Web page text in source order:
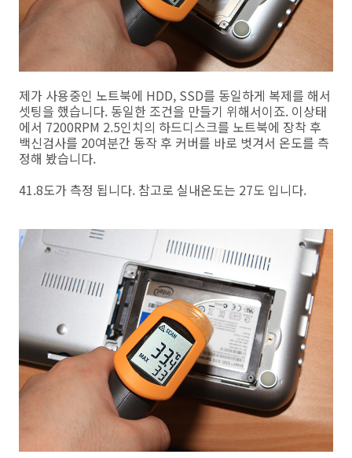
제가 사용중인 노트북에 HDD, SSD를 동일하게 복제를 해서
셋팅을 했습니다. 동일한 조건을 만들기 위해서이죠. 이상태
에서 7200RPM 2.5인치의 하드디스크를 노트북에 장착 후
백신검사를 20여분간 동작 후 커버를 바로 벗겨서 온도를 측
정해 봤습니다.
41.8도가 측정 됩니다. 참고로 실내온도는 27도 입니다.